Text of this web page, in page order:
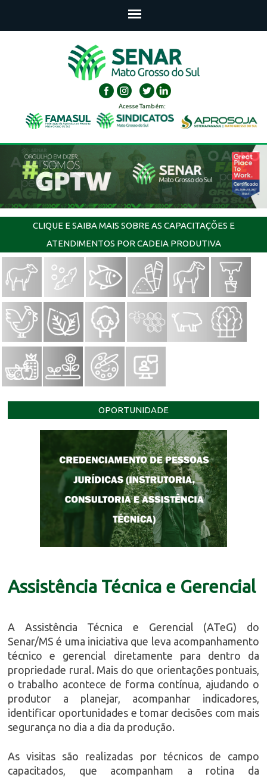
Acesse Também:
CLIQUE E SAIBA MAIS SOBRE AS CAPACITAÇÕES E
ATENDIMENTOS POR CADEIA PRODUTIVA
OPORTUNIDADE
Assistência Técnica e Gerencial
A Assistência Técnica e Gerencial (ATeG) do
Senar/MS é uma iniciativa que leva acompanhamento
técnico e gerencial diretamente para dentro da
propriedade rural. Mais do que orientações pontuais,
o trabalho acontece de forma contínua, ajudando o
produtor a planejar, acompanhar indicadores,
identificar oportunidades e tomar decisões com mais
segurança no dia a dia da produção.
As visitas são realizadas por técnicos de campo
capacitados, que acompanham a rotina da